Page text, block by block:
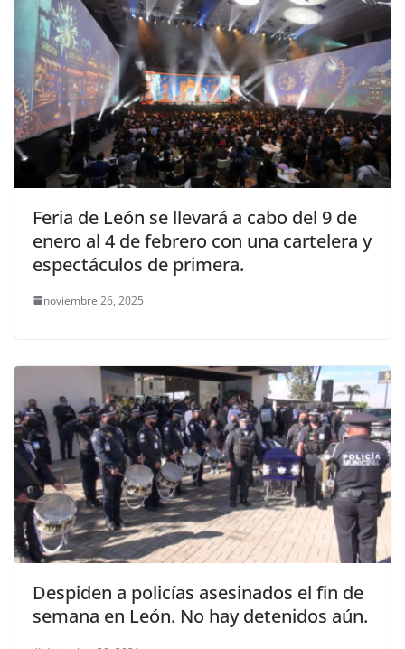
Feria de León se llevará a cabo del 9 de
enero al 4 de febrero con una cartelera y
espectáculos de primera.
noviembre 26, 2025
Despiden a policías asesinados el fin de
semana en León. No hay detenidos aún.